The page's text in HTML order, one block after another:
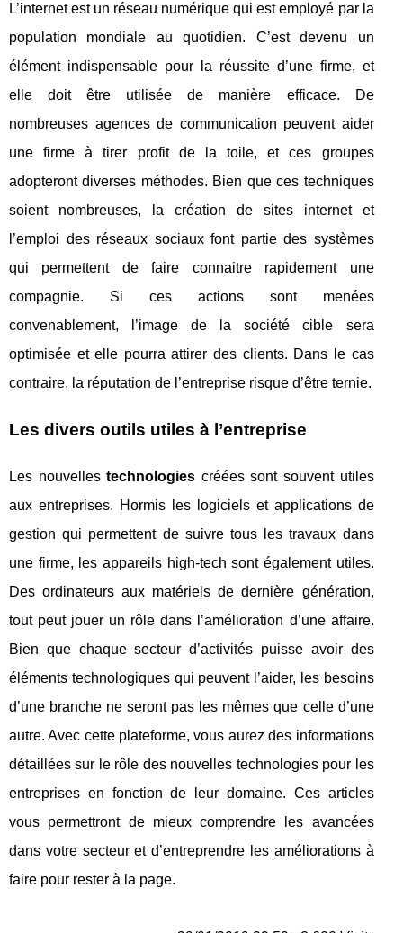
L’internet est un réseau numérique qui est employé par la
population mondiale au quotidien. C’est devenu un
élément indispensable pour la réussite d’une firme, et
elle doit être utilisée de manière efficace. De
nombreuses agences de communication peuvent aider
une firme à tirer profit de la toile, et ces groupes
adopteront diverses méthodes. Bien que ces techniques
soient nombreuses, la création de sites internet et
l’emploi des réseaux sociaux font partie des systèmes
qui permettent de faire connaitre rapidement une
compagnie. Si ces actions sont menées
convenablement, l’image de la société cible sera
optimisée et elle pourra attirer des clients. Dans le cas
contraire, la réputation de l’entreprise risque d’être ternie.
Les divers outils utiles à l’entreprise
Les nouvellestechnologies créées sont souvent utiles
aux entreprises. Hormis les logiciels et applications de
gestion qui permettent de suivre tous les travaux dans
une firme, les appareils high-tech sont également utiles.
Des ordinateurs aux matériels de dernière génération,
tout peut jouer un rôle dans l’amélioration d’une affaire.
Bien que chaque secteur d’activités puisse avoir des
éléments technologiques qui peuvent l’aider, les besoins
d’une branche ne seront pas les mêmes que celle d’une
autre. Avec cette plateforme, vous aurez des informations
détaillées sur le rôle des nouvelles technologies pour les
entreprises en fonction de leur domaine. Ces articles
vous permettront de mieux comprendre les avancées
dans votre secteur et d’entreprendre les améliorations à
faire pour rester à la page.